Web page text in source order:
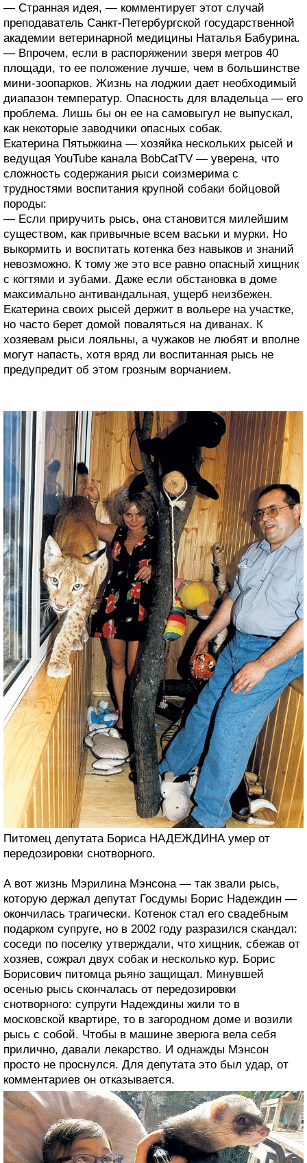
— Странная идея, — комментирует этот случай
преподаватель Санкт-Петербургской государственной
академии ветеринарной медицины Наталья Бабурина.
— Впрочем, если в распоряжении зверя метров 40
площади, то ее положение лучше, чем в большинстве
мини-зоопарков. Жизнь на лоджии дает необходимый
диапазон температур. Опасность для владельца — его
проблема. Лишь бы он ее на самовыгул не выпускал,
как некоторые заводчики опасных собак.
Екатерина Пятыжкина — хозяйка нескольких рысей и
ведущая YouTube канала BobCatTV — уверена, что
сложность содержания рыси соизмерима с
трудностями воспитания крупной собаки бойцовой
породы:
— Если приручить рысь, она становится милейшим
существом, как привычные всем васьки и мурки. Но
выкормить и воспитать котенка без навыков и знаний
невозможно. К тому же это все равно опасный хищник
с когтями и зубами. Даже если обстановка в доме
максимально антивандальная, ущерб неизбежен.
Екатерина своих рысей держит в вольере на участке,
но часто берет домой поваляться на диванах. К
хозяевам рыси лояльны, а чужаков не любят и вполне
могут напасть, хотя вряд ли воспитанная рысь не
предупредит об этом грозным ворчанием.
Питомец депутата Бориса НАДЕЖДИНА умер от
передозировки снотворного.
А вот жизнь Мэрилина Мэнсона — так звали рысь,
которую держал депутат Госдумы Борис Надеждин —
окончилась трагически. Котенок стал его свадебным
подарком супруге, но в 2002 году разразился скандал:
соседи по поселку утверждали, что хищник, сбежав от
хозяев, сожрал двух собак и несколько кур. Борис
Борисович питомца рьяно защищал. Минувшей
осенью рысь скончалась от передозировки
снотворного: супруги Надеждины жили то в
московской квартире, то в загородном доме и возили
рысь с собой. Чтобы в машине зверюга вела себя
прилично, давали лекарство. И однажды Мэнсон
просто не проснулся. Для депутата это был удар, от
комментариев он отказывается.